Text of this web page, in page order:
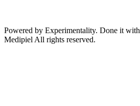
Powered by Experimentality. Done it with
Medipiel All rights reserved.